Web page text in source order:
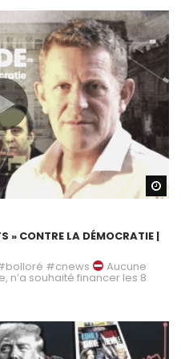
» CONTRE LA DÉMOCRATIE |
#cnews
Aucune
n’a souhaité financer les 8